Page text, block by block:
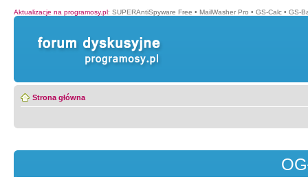
Aktualizacje na programosy.pl: SUPERAntiSpyware Free • MailWasher Pro • GS-Calc • GS-
Strona główna